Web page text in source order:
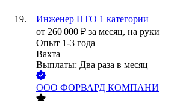
Инженер ПТО 1 категории
от 260 000 ₽ за месяц, на руки
Опыт 1-3 года
Вахта
Выплаты: Два раза в месяц
ООО ФОРВАРД КОМПАНИ